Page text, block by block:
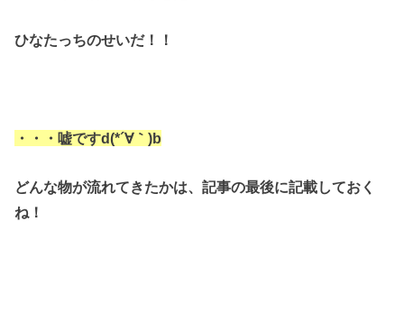
ひなたっちのせいだ！！
・・・嘘ですd(*´∀｀)b
どんな物が流れてきたかは、記事の最後に記載しておく
ね！